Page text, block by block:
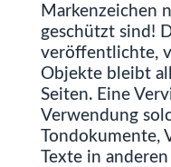
Markenzeichen
geschützt sind!
veröffentlichte,
Objekte bleibt
Seiten. Eine
Verwendung
Tondokumente,
Texte in